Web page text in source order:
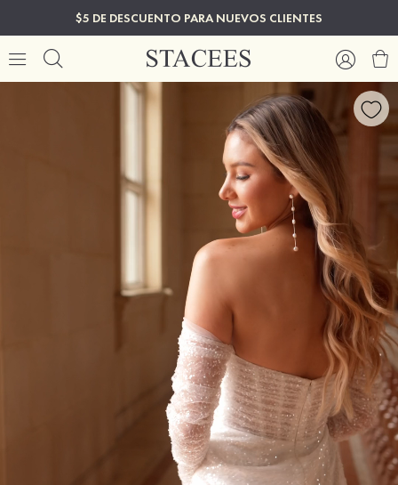
$5 DE DESCUENTO PARA NUEVOS CLIENTES